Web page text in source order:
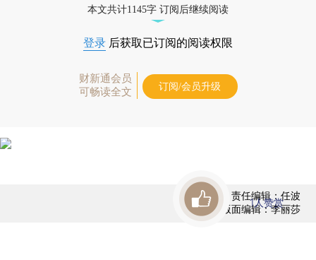
本文共计1145字 订阅后继续阅读
登录 后获取已订阅的阅读权限
财新通会员
可畅读全文
订阅/会员升级
责任编辑：任波
版面编辑：李丽莎
1人赞赏